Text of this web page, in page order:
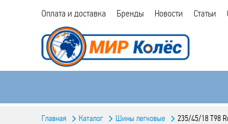
Оплата и доставка Бренды Новости Статьи
Главная Каталог Шины легковые 235/45/18 T98